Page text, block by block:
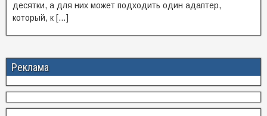
десятки, а для них может подходить один адаптер,
который, к […]
Реклама